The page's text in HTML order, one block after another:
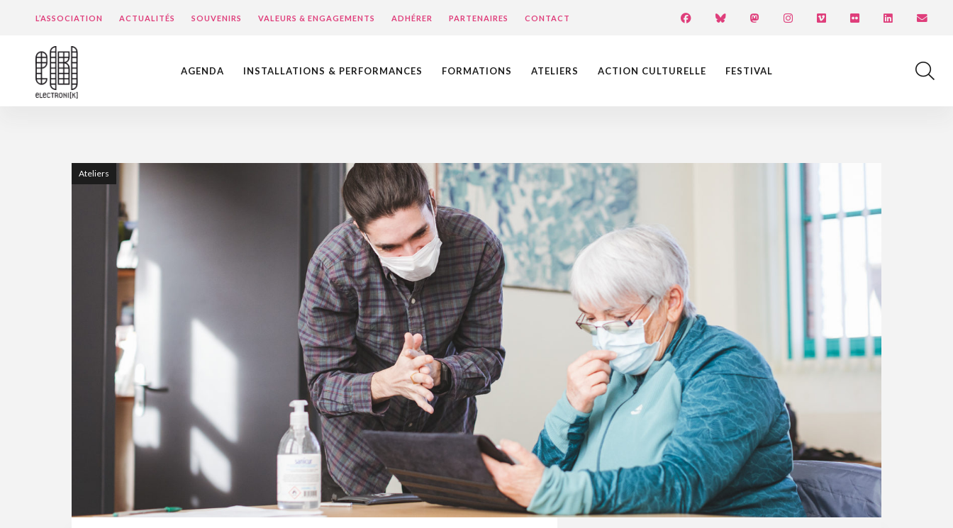
L’ASSOCIATION ACTUALITÉS SOUVENIRS VALEURS & ENGAGEMENTS ADHÉRER PARTENAIRES CONTACT
AGENDA INSTALLATIONS & PERFORMANCES FORMATIONS ATELIERS ACTION CULTURELLE FESTIVAL
Ateliers